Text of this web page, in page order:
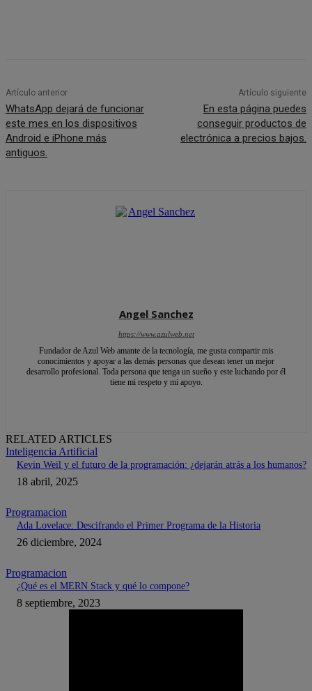
Artículo anterior
WhatsApp dejará de funcionar
este mes en los dispositivos
Android e iPhone más
antiguos.
Artículo siguiente
En esta página puedes
conseguir productos de
electrónica a precios bajos.
Angel Sanchez
https://www.azulweb.net
Fundador de Azul Web amante de la tecnología, me gusta compartir mis
conocimientos y apoyar a las demás personas que desean tener un mejor
desarrollo profesional. Toda persona que tenga un sueño y este luchando por él
tiene mi respeto y mi apoyo.
RELATED ARTICLES
Inteligencia Artificial
Kevin Weil y el futuro de la programación: ¿dejarán atrás a los humanos?
18 abril, 2025
Programacion
Ada Lovelace: Descifrando el Primer Programa de la Historia
26 diciembre, 2024
Programacion
¿Qué es el MERN Stack y qué lo compone?
8 septiembre, 2023